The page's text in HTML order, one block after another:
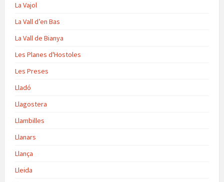
La Vajol
La Vall d’en Bas
La Vall de Bianya
Les Planes d'Hostoles
Les Preses
Lladó
Llagostera
Llambilles
Llanars
Llança
Lleida